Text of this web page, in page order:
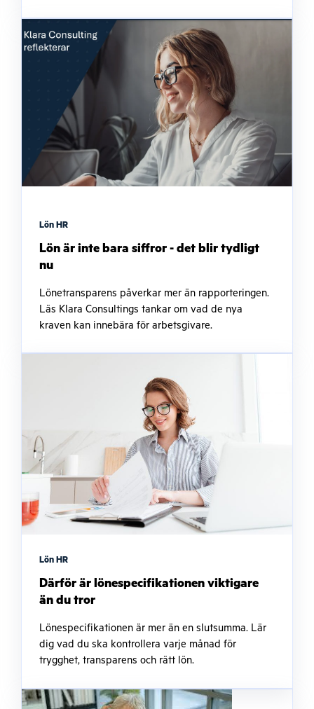
Lön HR
Lön är inte bara siffror - det blir tydligt
nu
Lönetransparens påverkar mer än rapporteringen.
Läs Klara Consultings tankar om vad de nya
kraven kan innebära för arbetsgivare.
Lön HR
Därför är lönespecifikationen viktigare
än du tror
Lönespecifikationen är mer än en slutsumma. Lär
dig vad du ska kontrollera varje månad för
trygghet, transparens och rätt lön.